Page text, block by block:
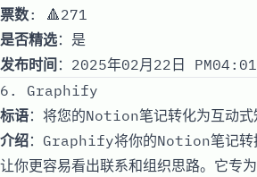
票数: 🔺271
是否精选：是
发布时间 ：2025年02月22日
6. Graphify
标语：将您的Notion笔记转化为互动式
介绍：Graphify将你的Notion笔记转
让你更容易看出联系和组织思路。它专